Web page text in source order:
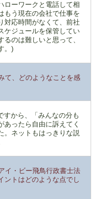
ローワークと電話して相
もう現在の会社で仕事を
対応時間がなくて、前社
ケジュールを保管してい
のは難しいと思って、
。)
て、どのようなことを感
すから、「みんなの分も
あったら自由に訴えてく
。ネットもはっきりな説
イ・ビー飛鳥行政書士法
ントはどのような点でし